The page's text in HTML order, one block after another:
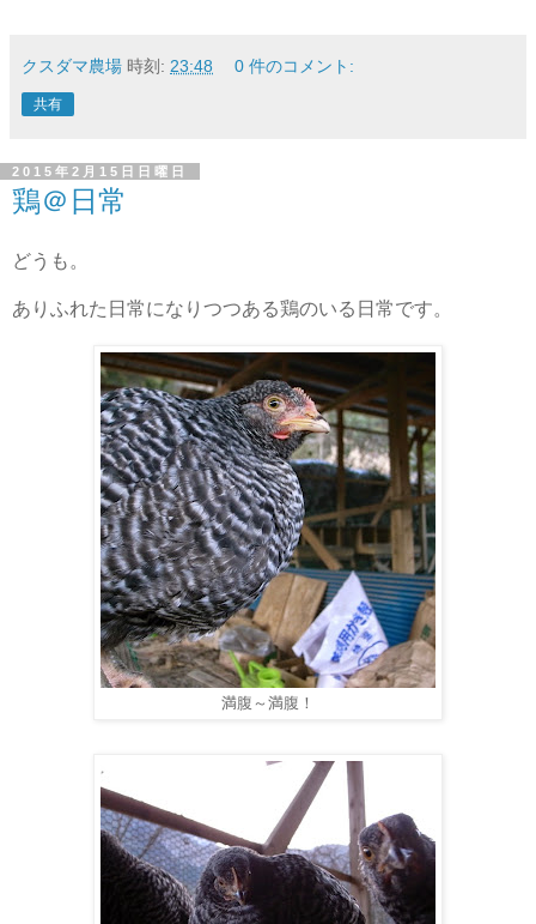
クスダマ農場 時刻: 23:48 0 件のコメント:
共有
2015年2月15日日曜日
鶏＠日常
どうも。
ありふれた日常になりつつある鶏のいる日常です。
満腹～満腹！